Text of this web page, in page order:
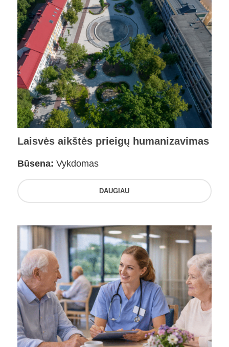
Laisvės aikštės prieigų humanizavimas
Būsena: Vykdomas
DAUGIAU